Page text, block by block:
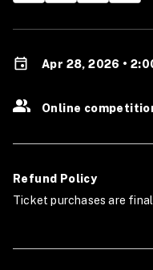
Apr 28, 2026 •
Online
Refund Policy
Ticket purchases are